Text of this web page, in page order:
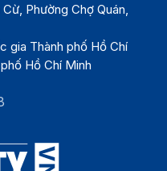
Phường Chợ Quán,
gia Thành phố Hồ Chí
Hồ Chí Minh